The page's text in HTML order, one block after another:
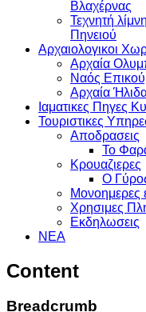
Βλαχέρνας
Τεχνητή
Πηνειού
Αρχαιολογικοι
Αρχαία
Ναός
Αρχαία
Ιαματικες Πηγες
Τουριστικες
Αποδρασεις
Το
Κρουαζιερες
Ο
Μονοημερες
Χρησιμες
Εκδηλωσεις
ΝΕΑ
Content
Breadcrumb